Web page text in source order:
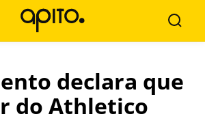
declara que
do Athletico